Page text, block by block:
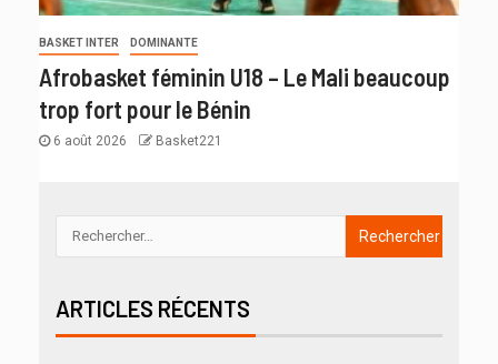
BASKET INTER DOMINANTE
Afrobasket féminin U18 – Le Mali beaucoup
trop fort pour le Bénin
6 août 2026 Basket221
ARTICLES RÉCENTS